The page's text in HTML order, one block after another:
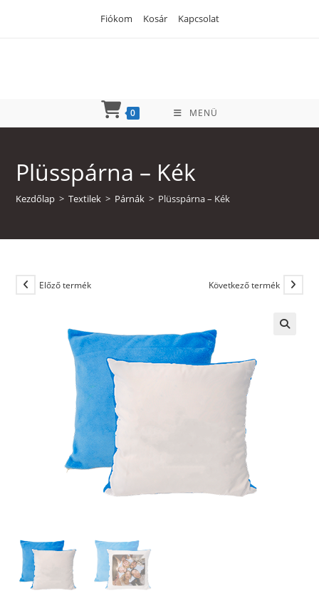
Fiókom Kosár Kapcsolat
0 MENÜ
Plüsspárna – Kék
Kezdőlap > Textilek > Párnák > Plüsspárna – Kék
Előző termék Következő termék